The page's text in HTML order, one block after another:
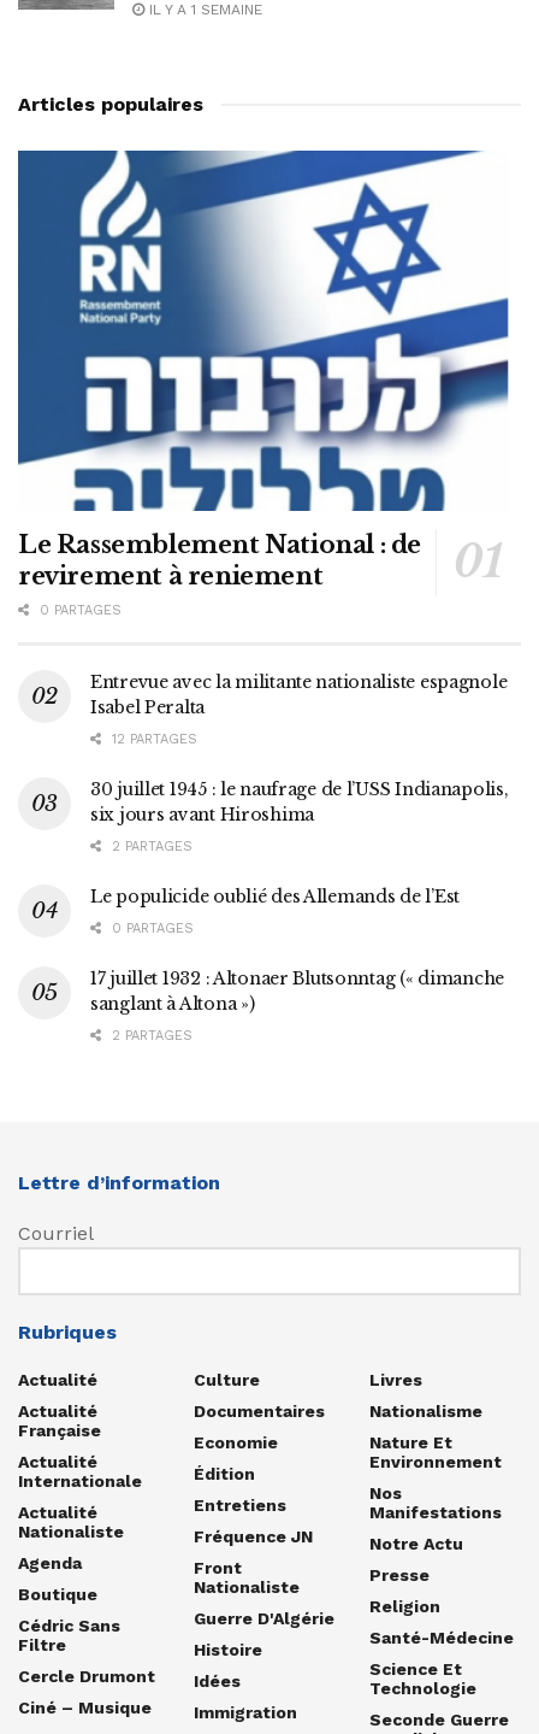
IL Y A 1 SEMAINE
Articles populaires
Le Rassemblement National : de
revirement à reniement
0 PARTAGES
Entrevue avec la militante nationaliste espagnole
Isabel Peralta
12 PARTAGES
30 juillet 1945 : le naufrage de l’USS Indianapolis,
six jours avant Hiroshima
2 PARTAGES
Le populicide oublié des Allemands de l’Est
0 PARTAGES
17 juillet 1932 : Altonaer Blutsonntag (« dimanche
sanglant à Altona »)
2 PARTAGES
Lettre d’information
Courriel
Rubriques
Actualité
Actualité
Française
Actualité
Internationale
Actualité
Nationaliste
Agenda
Boutique
Cédric Sans
Filtre
Cercle Drumont
Ciné – Musique
Culture
Documentaires
Economie
Édition
Entretiens
Fréquence JN
Front
Nationaliste
Guerre D'Algérie
Histoire
Idées
Immigration
Livres
Nationalisme
Nature Et
Environnement
Nos
Manifestations
Notre Actu
Presse
Religion
Santé-Médecine
Science Et
Technologie
Seconde Guerre